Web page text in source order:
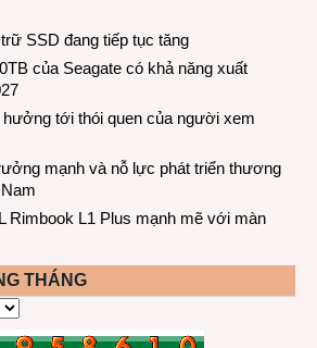
SSD đang tiếp tục tăng
của Seagate có khả năng xuất
hưởng tới thói quen của người xem
mạnh và nỗ lực phát triển thương
Rimbook L1 Plus mạnh mẽ với màn
THÁNG